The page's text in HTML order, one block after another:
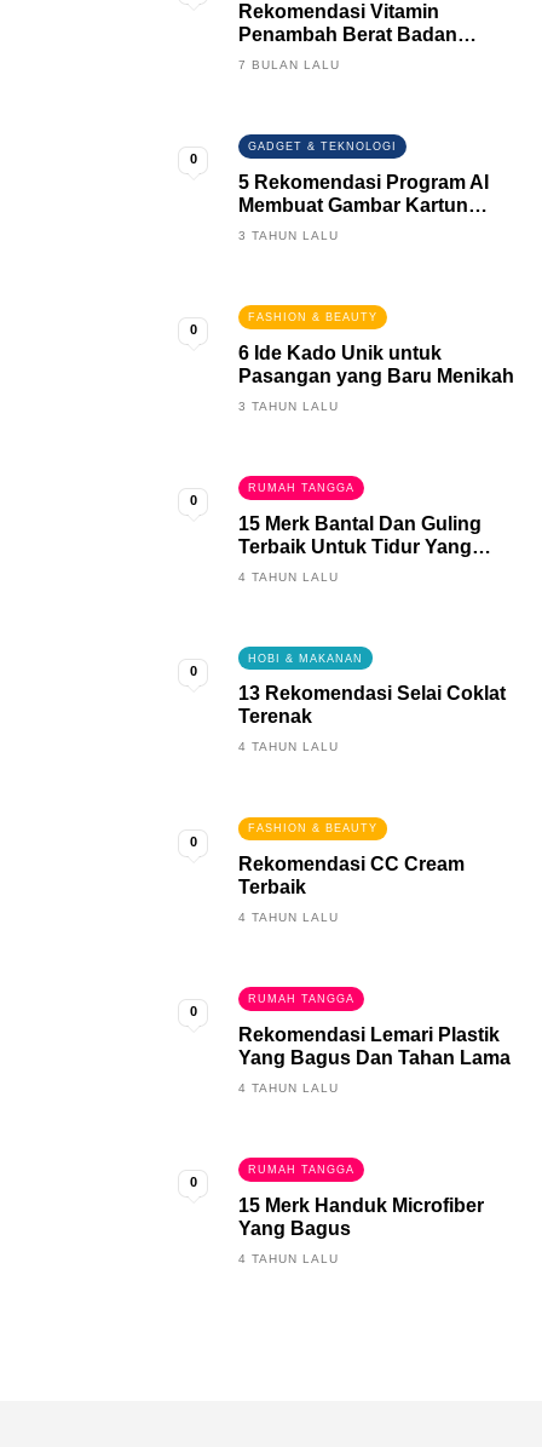
Rekomendasi Vitamin
Penambah Berat Badan
Terbaik
7 BULAN LALU
0
GADGET & TEKNOLOGI
5 Rekomendasi Program AI
Membuat Gambar Kartun
Keren
3 TAHUN LALU
0
FASHION & BEAUTY
6 Ide Kado Unik untuk
Pasangan yang Baru Menikah
3 TAHUN LALU
0
RUMAH TANGGA
15 Merk Bantal Dan Guling
Terbaik Untuk Tidur Yang
Berkualitas
4 TAHUN LALU
0
HOBI & MAKANAN
13 Rekomendasi Selai Coklat
Terenak
4 TAHUN LALU
0
FASHION & BEAUTY
Rekomendasi CC Cream
Terbaik
4 TAHUN LALU
0
RUMAH TANGGA
Rekomendasi Lemari Plastik
Yang Bagus Dan Tahan Lama
4 TAHUN LALU
0
RUMAH TANGGA
15 Merk Handuk Microfiber
Yang Bagus
4 TAHUN LALU